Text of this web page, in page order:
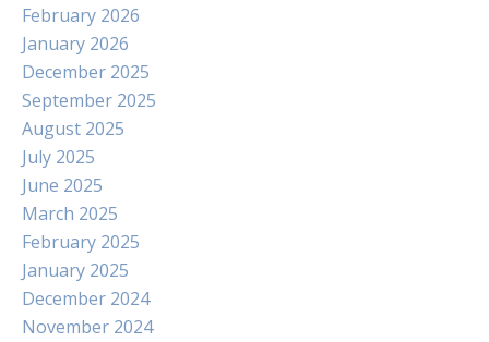
February 2026
January 2026
December 2025
September 2025
August 2025
July 2025
June 2025
March 2025
February 2025
January 2025
December 2024
November 2024